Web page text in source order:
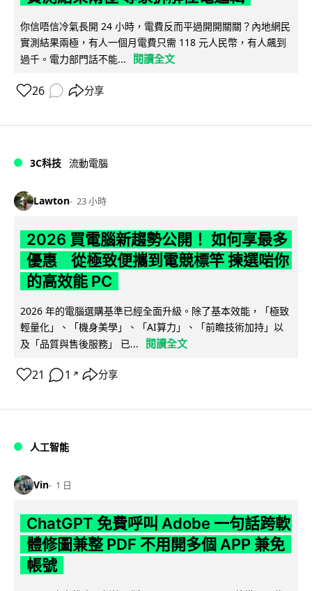
你信唔信冷氣長開 24 小時，電費反而平過開開關關？內地網民
實測結果兩極，有人一個月電費只需 118 元人民幣，有人飆到
過千。電力部門話不能...
閱讀全文
26 分享
3C科技 流動電腦
Lawton 23 小時
2026 買電腦新趨勢公開！ 如何享最多
優惠 從極致便攜到電競標竿 揀選啱你
的高效能 PC
2026 年的電腦選購基準已經全面升級。除了基本效能，「極致
輕量化」、「機身美學」、「AI算力」、「前瞻技術加持」以
及「品質與售後服務」 已...
閱讀全文
21 1 ↗ 分享
人工智能
Vin 1 日
ChatGPT 免費呼叫 Adobe 一句話跨軟
體修圖兼整 PDF 不用開多個 APP 兼免
帳號